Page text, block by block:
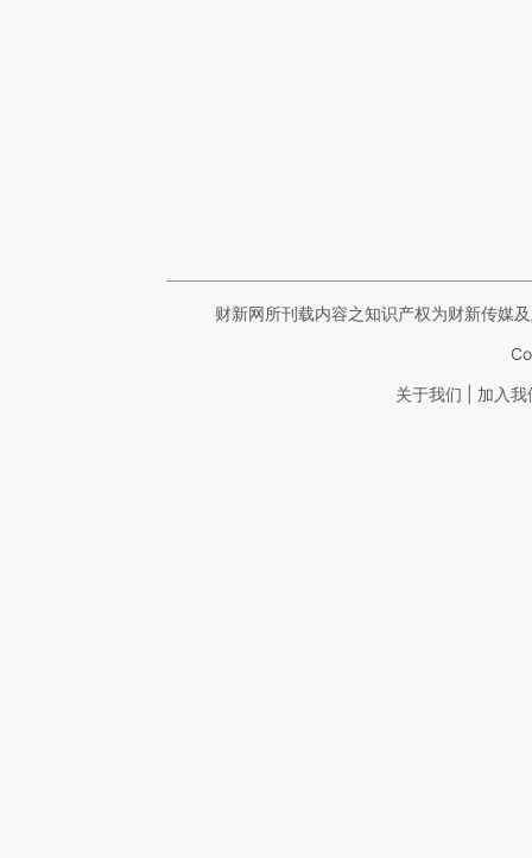
财新网所刊载内容之知识产权为财新传媒
关于我们 加入我